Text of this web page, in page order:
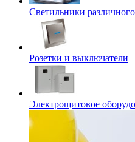
Светильники
Розетки и выключатели
Электрощитовое